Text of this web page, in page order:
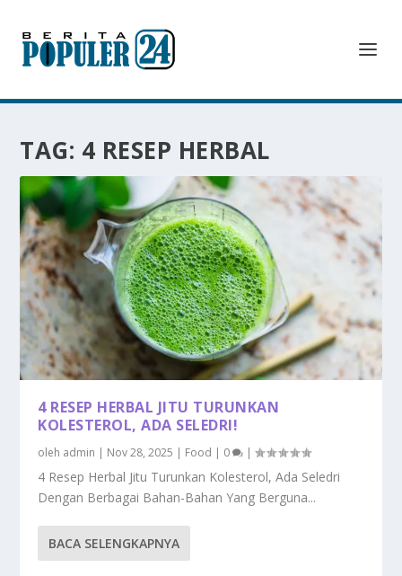
TAG: 4 RESEP HERBAL
4 RESEP HERBAL JITU TURUNKAN
KOLESTEROL, ADA SELEDRI!
oleh admin | Nov 28, 2025 | Food | 0 |
4 Resep Herbal Jitu Turunkan Kolesterol, Ada Seledri
Dengan Berbagai Bahan-Bahan Yang Berguna...
BACA SELENGKAPNYA